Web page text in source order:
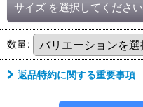
サイズ を選択してください
数量:
返品特約に関する重要事項